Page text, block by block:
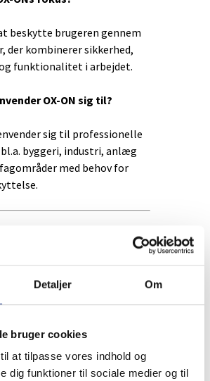
Detaljer Om
bruger cookies
at tilpasse vores indhold og
dig funktioner til sociale medier og til
beskytte brugeren gennem
der kombinerer sikkerhed,
funktionalitet i arbejdet.
OX-ON sig til?
sig til professionelle
byggeri, industri, anlæg
med behov for
og sortiment
et meget bredt
læderhandsker,
handsker,
vinterhandsker og